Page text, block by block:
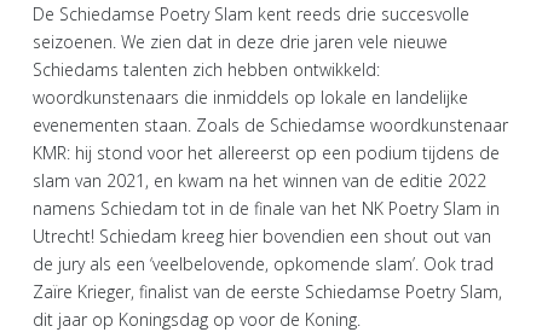
De Schiedamse Poetry Slam kent reeds drie succesvolle
seizoenen. We zien dat in deze drie jaren vele nieuwe
Schiedams talenten zich hebben ontwikkeld:
woordkunstenaars die inmiddels op lokale en landelijke
evenementen staan. Zoals de Schiedamse woordkunstenaar
KMR: hij stond voor het allereerst op een podium tijdens de
slam van 2021, en kwam na het winnen van de editie 2022
namens Schiedam tot in de finale van het NK Poetry Slam in
Utrecht! Schiedam kreeg hier bovendien een shout out van
de jury als een ‘veelbelovende, opkomende slam’. Ook trad
Zaïre Krieger, finalist van de eerste Schiedamse Poetry Slam,
dit jaar op Koningsdag op voor de Koning.